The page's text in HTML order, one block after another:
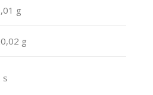
g
g
s